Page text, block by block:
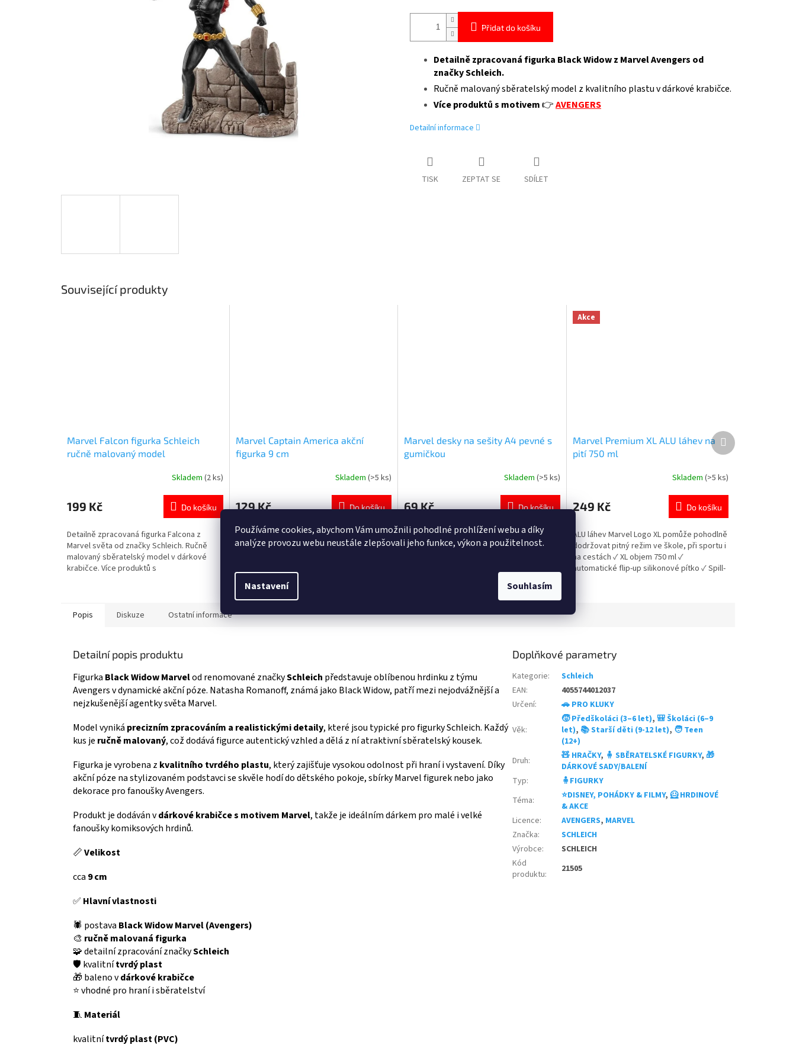
Používáme cookies, abychom Vám umožnili pohodlné prohlížení webu a díky
analýze provozu webu neustále zlepšovali jeho funkce, výkon a použitelnost.
Nastavení Souhlasím
Přidat do košíku
Detailně zpracovaná figurka Black Widow z Marvel Avengers od
značky Schleich.
Ručně malovaný sběratelský model z kvalitního plastu v dárkové krabičce.
Více produktů s motivem👉AVENGERS
Detailní informace
TISK ZEPTAT SE SDÍLET
Související produkty
Marvel Falcon figurka Schleich
ručně malovaný model
produktu
je
z
5
hvězdiček.
Skladem (2 ks)
199 Kč Do košíku
Detailně zpracovaná figurka Falcona z
Marvel světa od značky Schleich. Ručně
malovaný sběratelský model v dárkové
krabičce. Více produktů s
Marvel Captain America akční
figurka 9 cm
produktu
je
5,0
z
5
Skladem(>5 ks)
129 Kč Do košíku
Plastová akční figurka Captain America o
velikosti cca 9 cm. Ideální na hraní i jako
Marvel desky na sešity A4 pevné s
gumičkou
produktu
je
5,0
z
5
Skladem (>5 ks)
69 Kč Do košíku
Pevné školní desky Marvel formátu A4 z
tvrdého kartonu. Uzavírání na gumičku, 3
Akce
Marvel Premium XL ALU láhev na
pití 750 ml
produktu
je
z
5
hvězdiček.
Skladem(>5 ks)
249 Kč Do košíku
ALU láhev Marvel Logo XL pomůže pohodlně
dodržovat pitný režim ve škole, při sportu i
na cestách ✓ XL objem 750 ml ✓
automatické flip-up silikonové pítko ✓ Spill-
Další
produkt
Popis Diskuze Ostatní informace
Detailní popis produktu
Figurka Black Widow Marvelod renomované značkySchleich představuje oblíbenou hrdinku z týmu
Avengers v dynamické akční póze. Natasha Romanoff, známá jako Black Widow, patří mezi nejodvážnější a
nejzkušenější agentky světa Marvel.
Model vyniká precizním zpracováním a realistickými detaily, které jsou typické pro figurky Schleich. Každý
kus je ručně malovaný, což dodává figurce autentický vzhled a dělá z ní atraktivní sběratelský kousek.
Figurka je vyrobena z kvalitního tvrdého plastu, který zajišťuje vysokou odolnost při hraní i vystavení. Díky
akční póze na stylizovaném podstavci se skvěle hodí do dětského pokoje, sbírky Marvel figurek nebo jako
dekorace pro fanoušky Avengers.
Produkt je dodáván vdárkové krabičce s motivem Marvel, takže je ideálním dárkem pro malé i velké
fanoušky komiksových hrdinů.
📏Velikost
cca 9 cm
✅ Hlavní vlastnosti
🕷️ postava Black Widow Marvel (Avengers)
🎨 ručně malovaná figurka
🧩 detailní zpracování značkySchleich
🛡️ kvalitnítvrdý plast
🎁 baleno vdárkové krabičce
⭐ vhodné pro hraní i sběratelství
🧵 Materiál
kvalitnítvrdý plast (PVC)
Doplňkové parametry
Kategorie:
Schleich
EAN:
4055744012037
Určení: 🚗 PRO KLUKY
Věk:
🧒 Předškoláci (3–6 let),🎒 Školáci (6–9
let), 📚 Starší děti (9-12 let), 🧑 Teen
(12+)
Druh: 🧸 HRAČKY, 🧍 SBĚRATELSKÉ FIGURKY,🎁
DÁRKOVÉ SADY/BALENÍ
Typ:
🧍FIGURKY
Téma: ⭐DISNEY, POHÁDKY & FILMY,🦸 HRDINOVÉ
& AKCE
Licence: AVENGERS, MARVEL
Značka:
SCHLEICH
Výrobce:
SCHLEICH
Kód
produktu: 21505